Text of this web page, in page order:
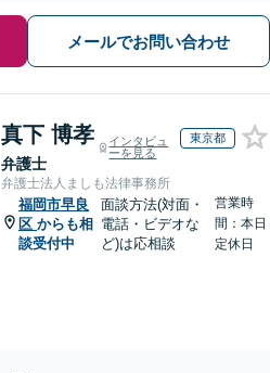
メールでお問い合わせ
真下 博孝
弁護士
インタビュ
ーを見る
東京都
弁護士法人ましも法律事務所
福岡市早良
区 からも相
談受付中
面談方法(対面・
電話・ビデオな
ど)は応相談
営業時
間：本日
定休日